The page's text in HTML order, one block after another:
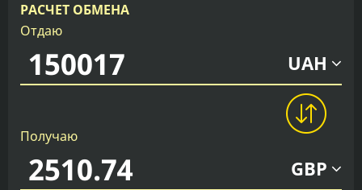
РАСЧЕТ ОБМЕНА
Отдаю
UAH
Получаю
GBP